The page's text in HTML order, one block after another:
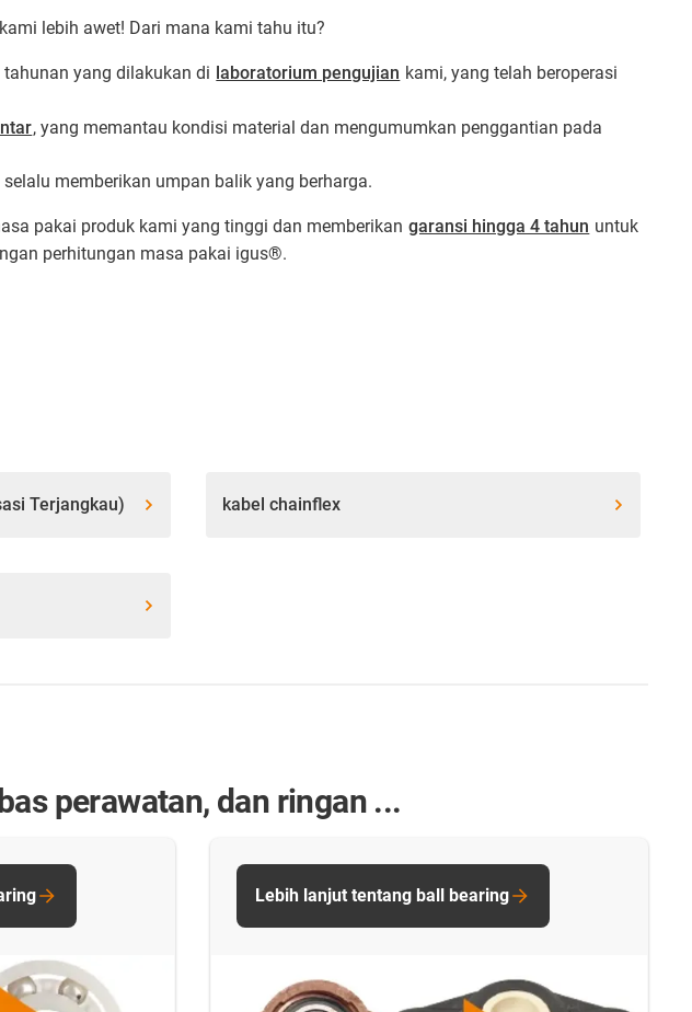
lebih awet! Dari mana kami tahu itu?
yang dilakukan di laboratorium pengujian kami, yang telah beroperasi
, yang memantau kondisi material dan mengumumkan penggantian pada
memberikan umpan balik yang berharga.
pakai produk kami yang tinggi dan memberikan garansi hingga 4 tahun untuk
perhitungan masa pakai igus®.
Terjangkau) kabel chainflex
perawatan, dan ringan ...
Lebih lanjut tentang ball bearing